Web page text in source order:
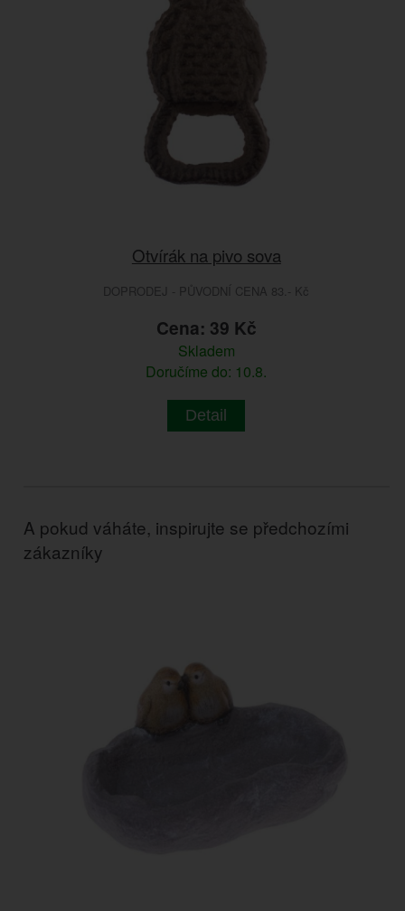
Otvírák na pivo sova
DOPRODEJ - PŮVODNÍ CENA 83.- Kč
Cena: 39 Kč
Skladem
Doručíme do: 10.8.
Detail
A pokud váháte, inspirujte se předchozími
zákazníky